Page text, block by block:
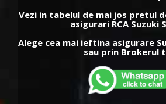
Vezi in tabelul de mai jos pretul
asigurari RCA Suzuki
Alege cea mai ieftina asigurare
sau prin Brokerul